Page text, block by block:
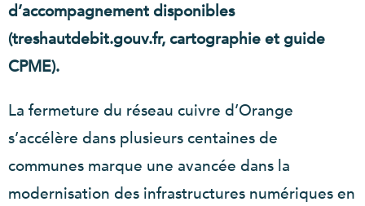
d’accompagnement disponibles
(treshautdebit.gouv.fr, cartographie et guide
CPME).
La fermeture du réseau cuivre d’Orange
s’accélère dans plusieurs centaines de
communes marque une avancée dans la
modernisation des infrastructures numériques en